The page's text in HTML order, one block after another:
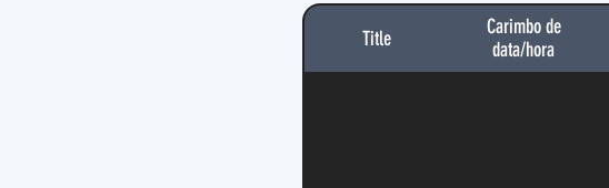
Title
Carimbo de
data/hora